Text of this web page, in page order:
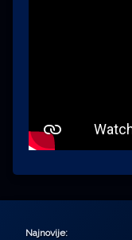
Najnovije: